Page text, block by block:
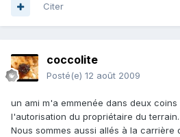
Citer
coccolite
Posté(e) 12 août 2009
un ami m'a emmenée dans deux
l'autorisation du propriétaire du terrain.
Nous sommes aussi allés à la carrière